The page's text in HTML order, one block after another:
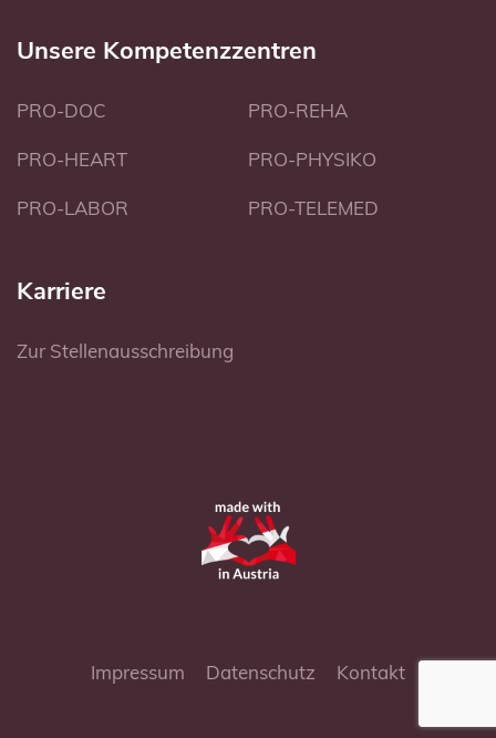
Unsere Kompetenzzentren
PRO-DOC PRO-REHA
PRO-HEART PRO-PHYSIKO
PRO-LABOR PRO-TELEMED
Karriere
Zur Stellenausschreibung
Impressum Datenschutz Kontakt